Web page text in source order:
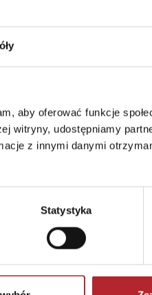
aby oferować funkcje
witryny, udostępniamy
z innymi danymi
Statystyka
prawa zwrotu